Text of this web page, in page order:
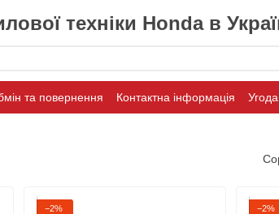
техніки Honda в
та повернення Контактна інформація
−2% −2%